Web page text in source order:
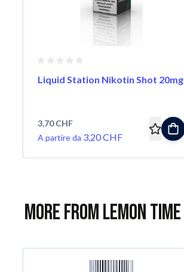
Liquid Station Nikotin Shot 20mg
3,70 CHF
A partire da 3,20 CHF
More from Lemon Time